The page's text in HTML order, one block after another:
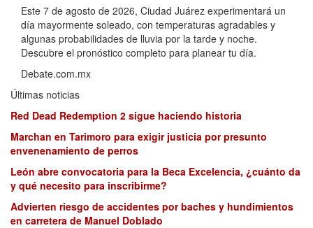
Este 7 de agosto de 2026, Ciudad Juárez experimentará un
día mayormente soleado, con temperaturas agradables y
algunas probabilidades de lluvia por la tarde y noche.
Descubre el pronóstico completo para planear tu día.
Debate.com.mx
Últimas noticias
Red Dead Redemption 2 sigue haciendo historia
Marchan en Tarimoro para exigir justicia por presunto
envenenamiento de perros
León abre convocatoria para la Beca Excelencia, ¿cuánto da
y qué necesito para inscribirme?
Advierten riesgo de accidentes por baches y hundimientos
en carretera de Manuel Doblado